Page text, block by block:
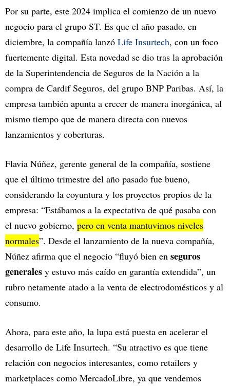
Por su parte, este 2024 implica el comienzo de un nuevo
negocio para el grupo ST. Es que el año pasado, en
diciembre, la compañía lanzó Life Insurtech, con un foco
fuertemente digital. Esta novedad se dio tras la aprobación
de la Superintendencia de Seguros de la Nación a la
compra de Cardif Seguros, del grupo BNP Paribas. Así, la
empresa también apunta a crecer de manera inorgánica, al
mismo tiempo que de manera directa con nuevos
lanzamientos y coberturas.
Flavia Núñez, gerente general de la compañía, sostiene
que el último trimestre del año pasado fue bueno,
considerando la coyuntura y los proyectos propios de la
empresa: “Estábamos a la expectativa de qué pasaba con
el nuevo gobierno, pero en venta mantuvimos niveles
normales”. Desde el lanzamiento de la nueva compañía,
Núñez afirma que el negocio “fluyó bien en seguros
generales y estuvo más caído en garantía extendida”, un
rubro netamente atado a la venta de electrodomésticos y al
consumo.
Ahora, para este año, la lupa está puesta en acelerar el
desarrollo de Life Insurtech. “Su atractivo es que tiene
relación con negocios interesantes, como retailers y
marketplaces como MercadoLibre, ya que vendemos